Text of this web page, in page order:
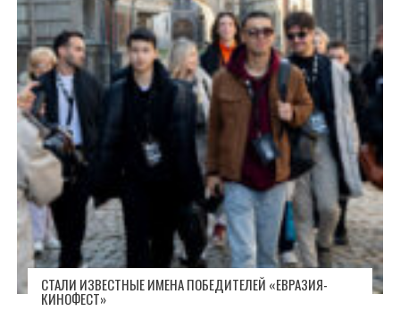
СТАЛИ ИЗВЕСТНЫЕ ИМЕНА ПОБЕДИТЕЛЕЙ «ЕВРАЗИЯ-
КИНОФЕСТ»